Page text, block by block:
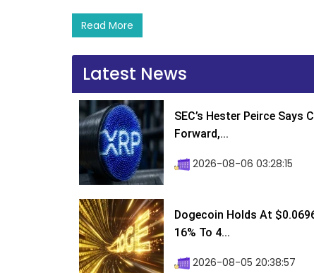
Read More
Latest News
SEC’s Hester Peirce Says
Forward,...
2026-08-06 03:28:15
Dogecoin Holds At
16% To 4...
2026-08-05 20:38:57